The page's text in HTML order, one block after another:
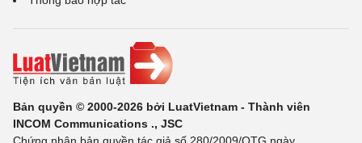
Bản quyền © 2000-2026 bởi LuatVietnam - Thành viên
INCOM Communications ., JSC